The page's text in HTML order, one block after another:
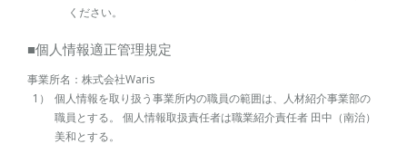
ください。
■個人情報適正管理規定
事業所名：株式会社Waris
個人情報を取り扱う事業所内の職員の範囲は、人材紹介事業部の
職員とする。 個人情報取扱責任者は職業紹介責任者 田中（南治）
美和とする。